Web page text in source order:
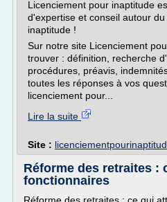
Licenciement pour inaptitude
d'expertise et conseil autour
inaptitude !
Sur notre site Licenciement
trouver : définition, recherche
procédures, préavis,
toutes les réponses à vos
licenciement pour...
Lire la suite
Site :
Réforme des retraites :
fonctionnaires